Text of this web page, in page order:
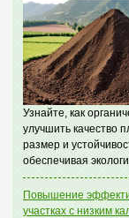
Узнайте, как
улучшить качество
размер и
обеспечивая
Повышение
участках с низким